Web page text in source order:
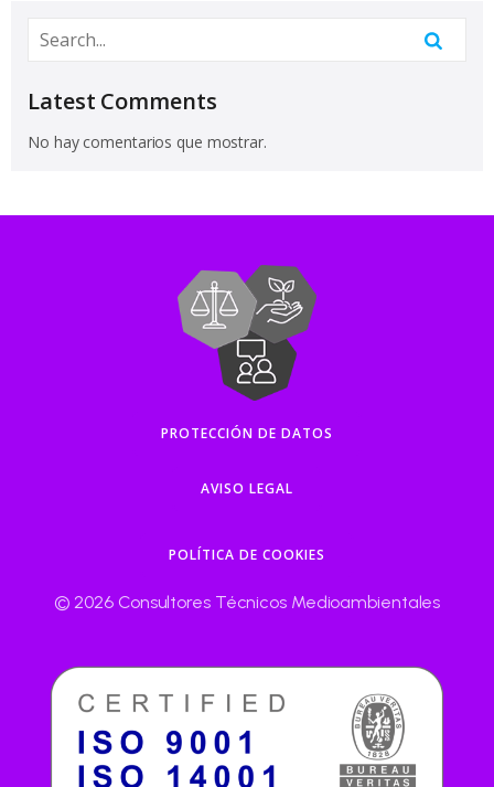
Latest Comments
No hay comentarios que mostrar.
PROTECCIÓN DE DATOS
AVISO LEGAL
POLÍTICA DE COOKIES
© 2026 Consultores Técnicos Medioambientales